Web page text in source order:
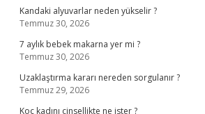
Kandaki alyuvarlar neden yükselir ?
Temmuz 30, 2026
7 aylık bebek makarna yer mi ?
Temmuz 30, 2026
Uzaklaştırma kararı nereden sorgulanır ?
Temmuz 29, 2026
Koç kadını cinsellikte ne ister ?